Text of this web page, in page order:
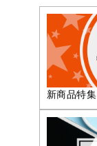
新商品特集